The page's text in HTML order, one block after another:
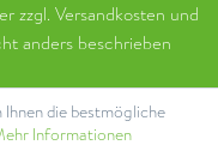
zzgl. Versandkosten und
anders beschrieben
die bestmögliche
Informationen